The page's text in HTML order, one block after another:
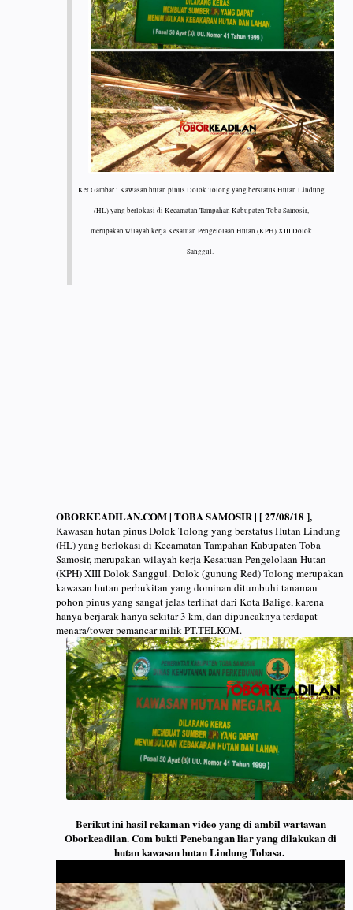
Ket Gambar : Kawasan hutan pinus Dolok Tolong yang berstatus Hutan Lindung
(HL) yang berlokasi di Kecamatan Tampahan Kabupaten Toba Samosir,
merupakan wilayah kerja Kesatuan Pengelolaan Hutan (KPH) XIII Dolok
Sanggul.
OBORKEADILAN.COM | TOBA SAMOSIR | [ 27/08/18 ],
Kawasan hutan pinus Dolok Tolong yang berstatus Hutan Lindung
(HL) yang berlokasi di Kecamatan Tampahan Kabupaten Toba
Samosir, merupakan wilayah kerja Kesatuan Pengelolaan Hutan
(KPH) XIII Dolok Sanggul. Dolok (gunung Red) Tolong merupakan
kawasan hutan perbukitan yang dominan ditumbuhi tanaman
pohon pinus yang sangat jelas terlihat dari Kota Balige, karena
hanya berjarak hanya sekitar 3 km, dan dipuncaknya terdapat
menara/tower pemancar milik PT.TELKOM.
Berikut ini hasil rekaman video yang di ambil wartawan
Oborkeadilan. Com bukti Penebangan liar yang dilakukan di
hutan kawasan hutan Lindung Tobasa.